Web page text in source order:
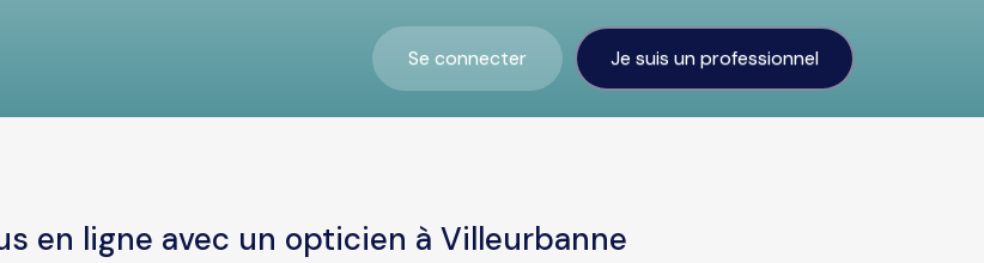
Se connecter Je suis un professionnel
en ligne avec un opticien à Villeurbanne